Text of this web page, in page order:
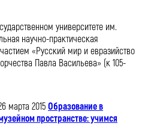
университете им.
научно-практическая
«Русский мир и евразийство
Павла Васильева» (к 105-
марта 2015Образование в
пространстве: учимся